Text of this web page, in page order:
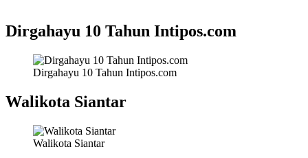
Dirgahayu 10 Tahun Intipos.com
Dirgahayu 10 Tahun Intipos.com
Walikota Siantar
Walikota Siantar